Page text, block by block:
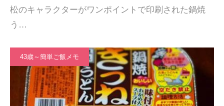
松のキャラクターがワンポイントで印刷された鍋焼
う…
43歳～簡単ご飯メモ